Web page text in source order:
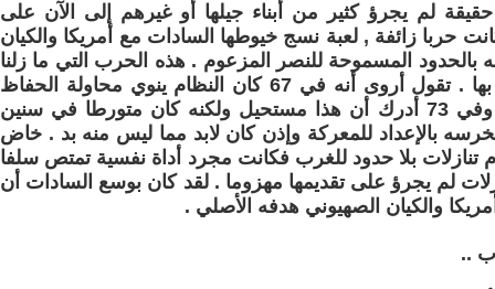
لم يجرؤ كثير من أبناء جيلها أو غيرهم إلى الآن على
حربا زائفة , لعبة نسج خيوطها السادات مع أمريكا والكيان
بالحدود المسموحة للنصر المزعوم . هذه الحرب التي ما زلنا
حتى الآن نربى أبناءنا على التفاخر بها . تقول أروى أنه في 67 كان النظام ينوي محاولة الحفاظ
على ما أمكن من منجزات قومية وفي 73 أدرك أن هذا مستحيل ولكنه كان متورطا في سنين
بالإعداد للمعركة وإذن كان لابد مما ليس منه بد . خاض
بلا حدود للغرب فكانت مجرد أداة نفسية تمتص سلفا
لم يجرؤ على تقديمها مهزوما . لقد كان بوسع السادات أن
والكيان الصهيوني هدفه الأصلي .
..